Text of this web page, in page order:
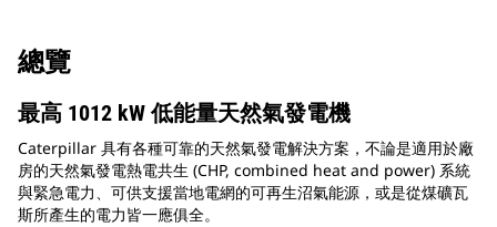
總覽
最高 1012 kW 低能量天然氣發電機
Caterpillar 具有各種可靠的天然氣發電解決方案，不論是適用於廠
房的天然氣發電熱電共生 (CHP, combined heat and power) 系統
與緊急電力、可供支援當地電網的可再生沼氣能源，或是從煤礦瓦
斯所產生的電力皆一應俱全。